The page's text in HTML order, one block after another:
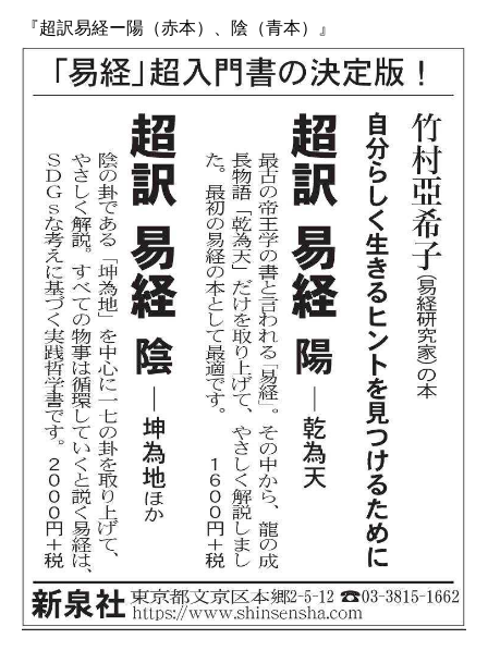
『​超訳易経ー陽（赤本）​、陰（青本）』